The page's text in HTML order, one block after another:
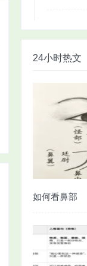
24小时热文
如何看鼻部